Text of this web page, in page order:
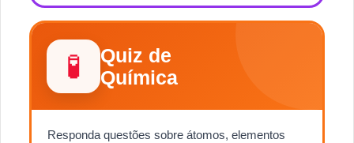
🧪
Quiz de
Química
Responda questões sobre átomos, elementos